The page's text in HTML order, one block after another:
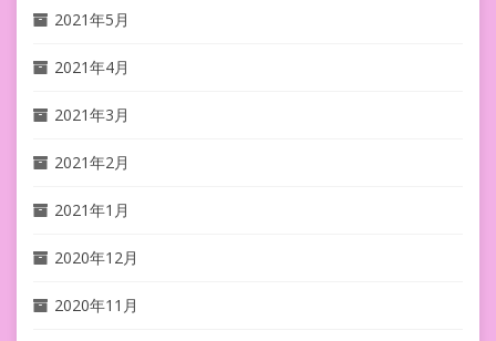
2021年5月
2021年4月
2021年3月
2021年2月
2021年1月
2020年12月
2020年11月